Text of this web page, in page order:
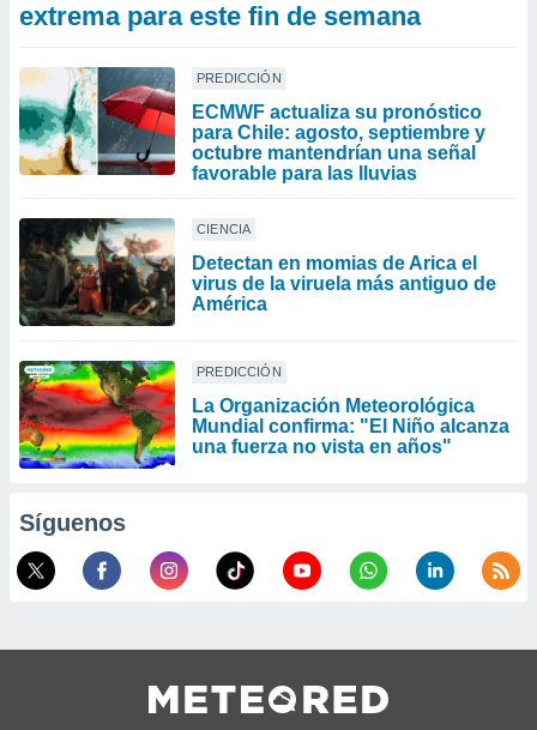
extrema para este fin de semana
PREDICCIÓN
ECMWF actualiza su pronóstico
para Chile: agosto, septiembre y
octubre mantendrían una señal
favorable para las lluvias
CIENCIA
Detectan en momias de Arica el
virus de la viruela más antiguo de
América
PREDICCIÓN
La Organización Meteorológica
Mundial confirma: "El Niño alcanza
una fuerza no vista en años"
Síguenos